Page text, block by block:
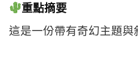
重點摘要
這是一份帶有奇幻主題與